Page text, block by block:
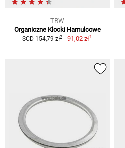
TRW
Organiczne Klocki Hamulcowe
SCD 154,79 zł2 91,02 zł1